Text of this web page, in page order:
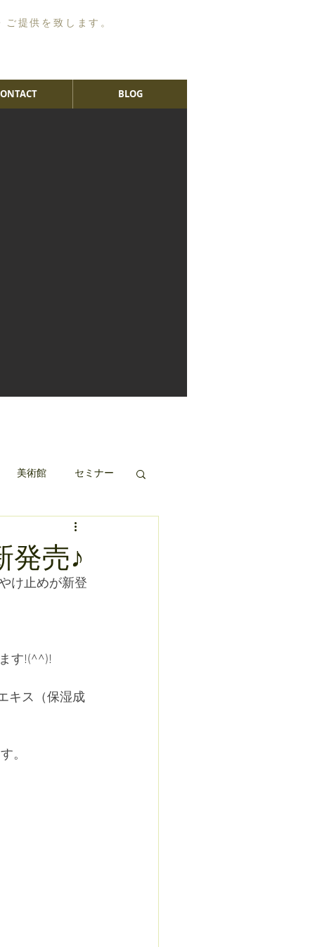
提供を致します。
BLOG
美術館 セミナー
発売♪
け止めが新登
す!(^^)!
キス（保湿成
。